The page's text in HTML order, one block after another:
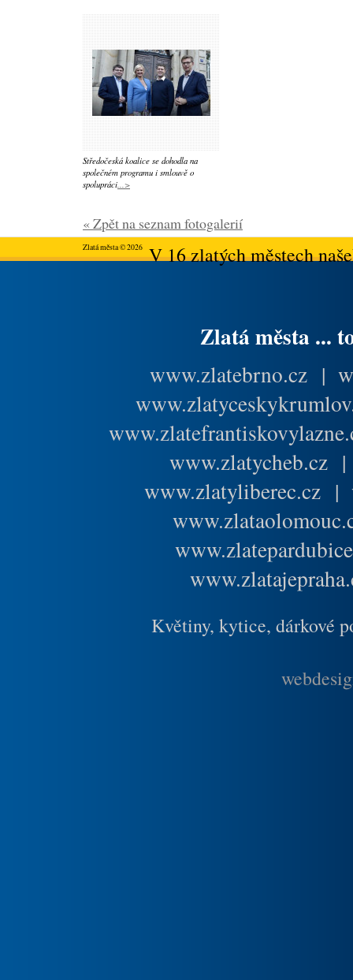
Středočeská koalice se dohodla na
společném programu i smlouvě o
spolupráci...>
« Zpět na seznam fotogalerií
Zlatá města © 2026V 16 zlatých městech
Zlatá města ...
www.zlatebrno.cz |
www.zlatycheb.cz
www.zlatyliberec.cz |
Květiny, kytice, dárkové